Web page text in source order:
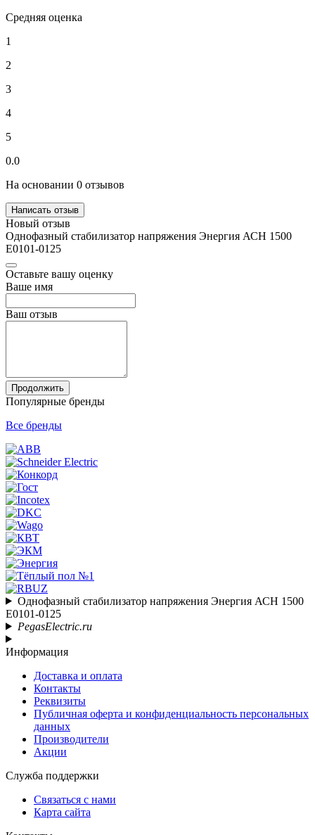
Средняя оценка
1
2
3
4
5
0.0
На основании 0 отзывов
Написать отзыв
Новый отзыв
Однофазный стабилизатор напряжения Энергия АСН 1500
Е0101-0125
Оставьте вашу оценку
Ваше имя
Ваш отзыв
Продолжить
Популярные бренды
Все бренды
Однофазный стабилизатор напряжения Энергия АСН 1500
Е0101-0125
PegasElectric.ru
Информация
Доставка и оплата
Контакты
Реквизиты
Публичная оферта и конфиденциальность персональных
данных
Производители
Акции
Служба поддержки
Связаться с нами
Карта сайта